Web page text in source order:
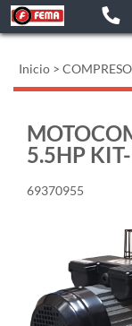
Inicio >
5.5HP
69370955